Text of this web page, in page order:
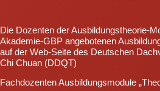
Die Dozenten der Ausbildungstheorie-
Akademie-GBP angebotenen
auf der Web-Seite des Deutschen
Chi Chuan (DDQT)
Fachdozenten Ausbildungsmodule